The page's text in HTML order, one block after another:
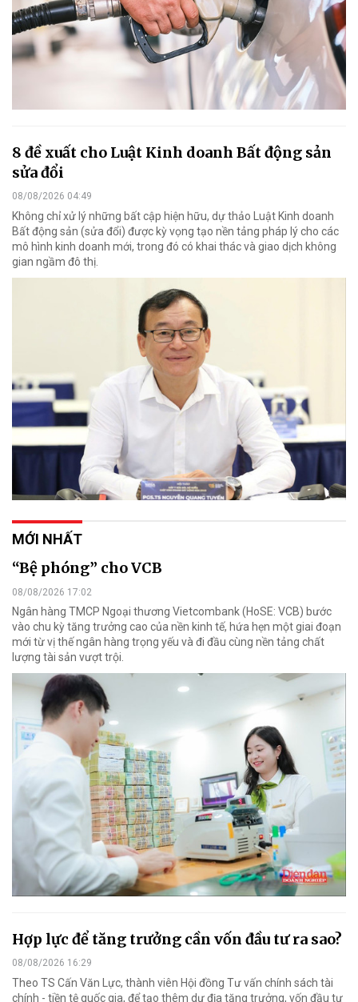
8 đề xuất cho Luật Kinh doanh Bất động sản
sửa đổi
08/08/2026 04:49
Không chỉ xử lý những bất cập hiện hữu, dự thảo Luật Kinh doanh
Bất động sản (sửa đổi) được kỳ vọng tạo nền tảng pháp lý cho các
mô hình kinh doanh mới, trong đó có khai thác và giao dịch không
gian ngầm đô thị.
MỚI NHẤT
“Bệ phóng” cho VCB
08/08/2026 17:02
Ngân hàng TMCP Ngoại thương Vietcombank (HoSE: VCB) bước
vào chu kỳ tăng trưởng cao của nền kinh tế, hứa hẹn một giai đoạn
mới từ vị thế ngân hàng trọng yếu và đi đầu cùng nền tảng chất
lượng tài sản vượt trội.
Hợp lực để tăng trưởng cần vốn đầu tư ra sao?
08/08/2026 16:29
Theo TS Cấn Văn Lực, thành viên Hội đồng Tư vấn chính sách tài
chính - tiền tệ quốc gia, để tạo thêm dư địa tăng trưởng, vốn đầu tư